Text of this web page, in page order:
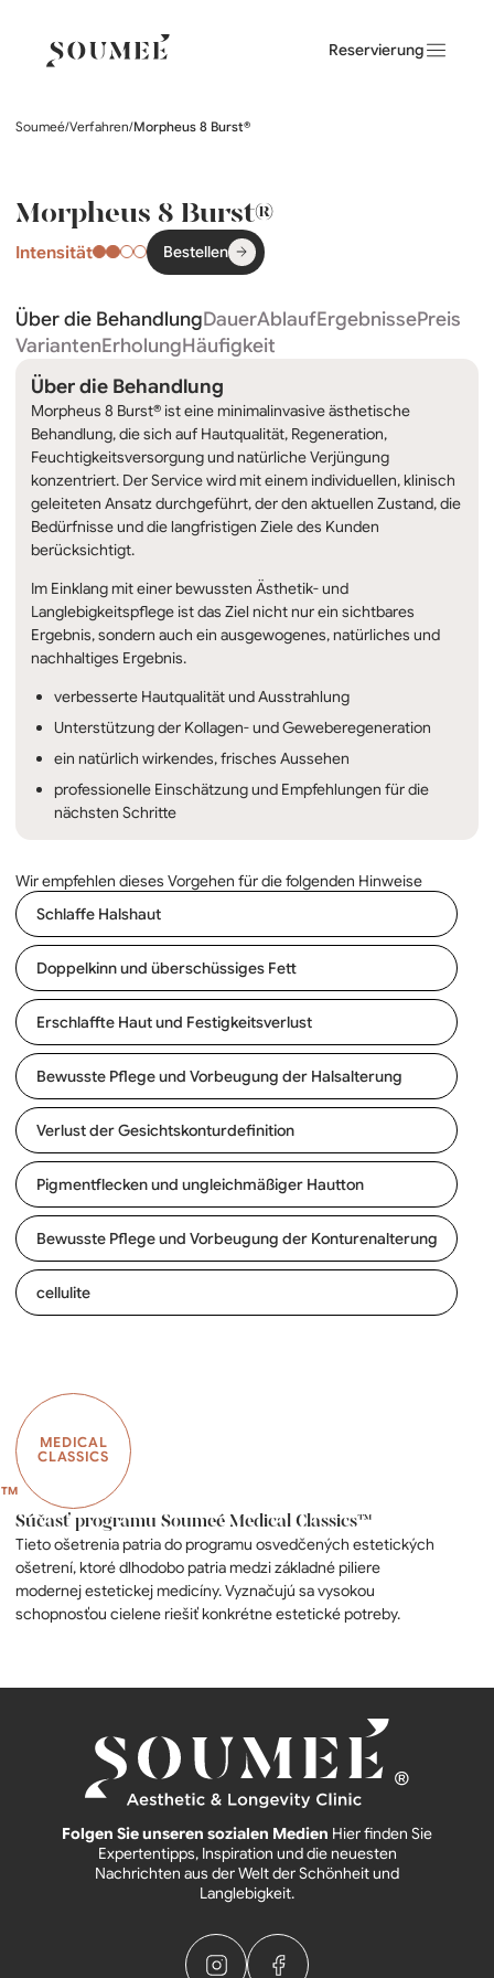
Reservierung
Soumeé/Verfahren/Morpheus 8 Burst®
Morpheus 8 Burst®
Intensität Bestellen
Wir empfehlen dieses Vorgehen für die folgenden Hinweise
Schlaffe Halshaut
Doppelkinn und überschüssiges Fett
Erschlaffte Haut und Festigkeitsverlust
Bewusste Pflege und Vorbeugung der Halsalterung
Verlust der Gesichtskonturdefinition
Pigmentflecken und ungleichmäßiger Hautton
Bewusste Pflege und Vorbeugung der Konturenalterung
cellulite
MEDICAL
CLASSICS
Súčasť programu Soumeé Medical Classics™
Tieto ošetrenia patria do programu osvedčených estetických
ošetrení, ktoré dlhodobo patria medzi základné piliere
modernej estetickej medicíny. Vyznačujú sa vysokou
schopnosťou cielene riešiť konkrétne estetické potreby.
Über die BehandlungDauerAblaufErgebnissePreis
VariantenErholungHäufigkeit
Über die Behandlung
Morpheus 8 Burst® ist eine minimalinvasive ästhetische
Behandlung, die sich auf Hautqualität, Regeneration,
Feuchtigkeitsversorgung und natürliche Verjüngung
konzentriert. Der Service wird mit einem individuellen, klinisch
geleiteten Ansatz durchgeführt, der den aktuellen Zustand, die
Bedürfnisse und die langfristigen Ziele des Kunden
berücksichtigt.
Im Einklang mit einer bewussten Ästhetik- und
Langlebigkeitspflege ist das Ziel nicht nur ein sichtbares
Ergebnis, sondern auch ein ausgewogenes, natürliches und
nachhaltiges Ergebnis.
verbesserte Hautqualität und Ausstrahlung
Unterstützung der Kollagen- und Geweberegeneration
ein natürlich wirkendes, frisches Aussehen
professionelle Einschätzung und Empfehlungen für die
nächsten Schritte
Folgen Sie unseren sozialen Medien Hier finden Sie
Expertentipps, Inspiration und die neuesten
Nachrichten aus der Welt der Schönheit und
Langlebigkeit.